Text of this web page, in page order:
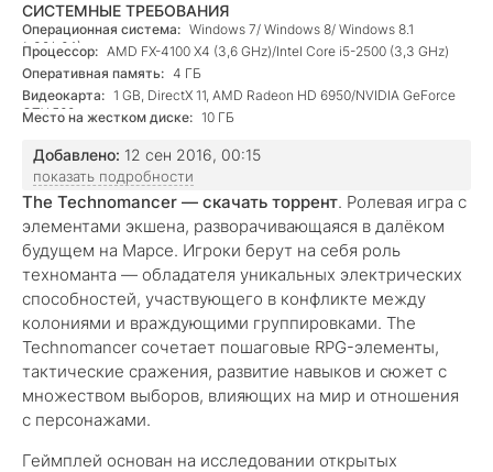
СИСТЕМНЫЕ ТРЕБОВАНИЯ
Операционная система: Windows 7/ Windows 8/ Windows 8.1
(x32/x64)
Процессор: AMD FX-4100 X4 (3,6 GHz)/Intel Core i5-2500 (3,3 GHz)
Оперативная память: 4 ГБ
Видеокарта: 1 GB, DirectX 11, AMD Radeon HD 6950/NVIDIA GeForce
GTX 560
Место на жестком диске: 10 ГБ
Добавлено: 12 сен 2016, 00:15
показать подробности
The Technomancer — скачать торрент. Ролевая игра с
элементами экшена, разворачивающаяся в далёком
будущем на Марсе. Игроки берут на себя роль
техноманта — обладателя уникальных электрических
способностей, участвующего в конфликте между
колониями и враждующими группировками. The
Technomancer сочетает пошаговые RPG-элементы,
тактические сражения, развитие навыков и сюжет с
множеством выборов, влияющих на мир и отношения
с персонажами.
Геймплей основан на исследовании открытых